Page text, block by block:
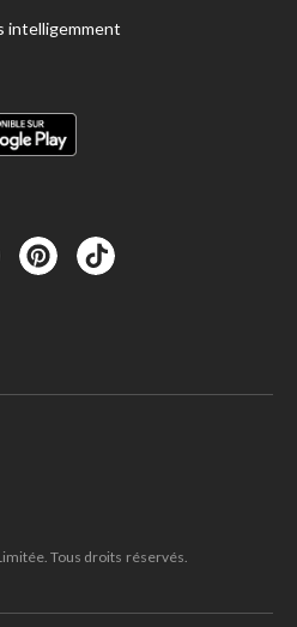
intelligemment
Tous droits réservés.